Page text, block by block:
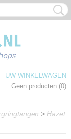
UW WINKELWAGEN
Geen producten (0)
> Hazet